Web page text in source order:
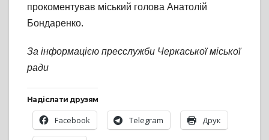
прокоментував міський голова Анатолій
Бондаренко.
За інформацією пресслужби Черкаської міської
ради
Надіслати друзям
Facebook Telegram Друк